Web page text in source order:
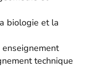
biologie et la
enseignement
technique